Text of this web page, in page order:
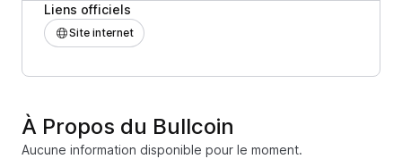
Liens officiels
Site internet
À Propos du Bullcoin
Aucune information disponible pour le moment.